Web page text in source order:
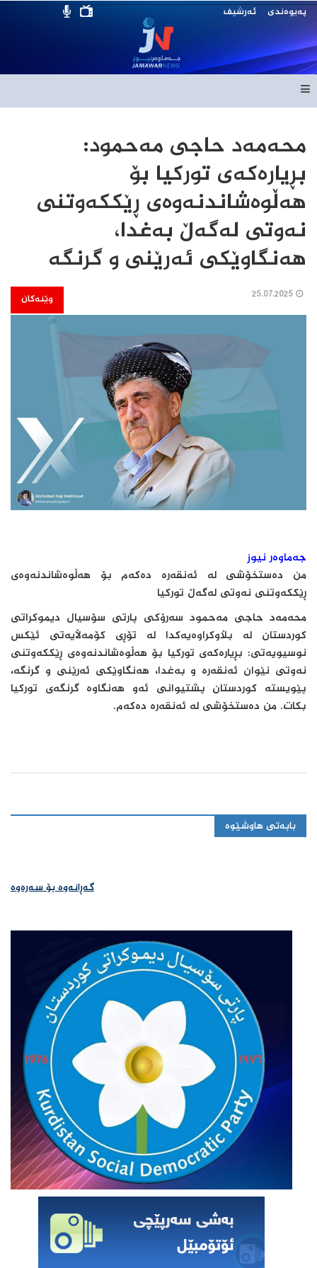
پەیوەندی ئەرشیف
محەمەد حاجی مەحمود:
بڕیارەکەی تورکیا بۆ
هەڵوەشاندنەوەی ڕێککەوتنی
نەوتی لەگەڵ بەغدا،
هەنگاوێکی ئەرێنی و گرنگە
وێنەکان
جەماوەر نیوز
من دەستخۆشی لە ئەنقەرە دەکەم بۆ هەڵوەشاندنەوەی
ڕێککەوتنی نەوتی لەگەڵ تورکیا
محەمەد حاجی مەحمود سەرۆکی پارتی سۆسیال دیموکراتی
کوردستان لە بڵاوکراوەیەکدا لە تۆڕی کۆمەڵایەتی ئێکس
نوسیویەتی: بڕیارەکەی تورکیا بۆ هەڵوەشاندنەوەی ڕێککەوتنی
نەوتی نێوان ئەنقەرە و بەغدا، هەنگاوێکی ئەرێنی و گرنگە،
پێویستە کوردستان پشتیوانی ئەو هەنگاوە گرنگەی تورکیا
بکات. من دەستخۆشی لە ئەنقەرە دەکەم.
بابەتی هاوشێوە
گەڕانەوە بۆ سەرەوە